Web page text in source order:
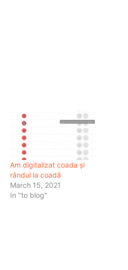
Am digitalizat coada și
rândul la coadă
March 15, 2021
In "to blog"